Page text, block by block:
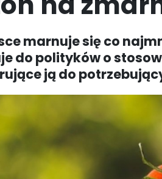
marnuje się co
do polityków o
ją do